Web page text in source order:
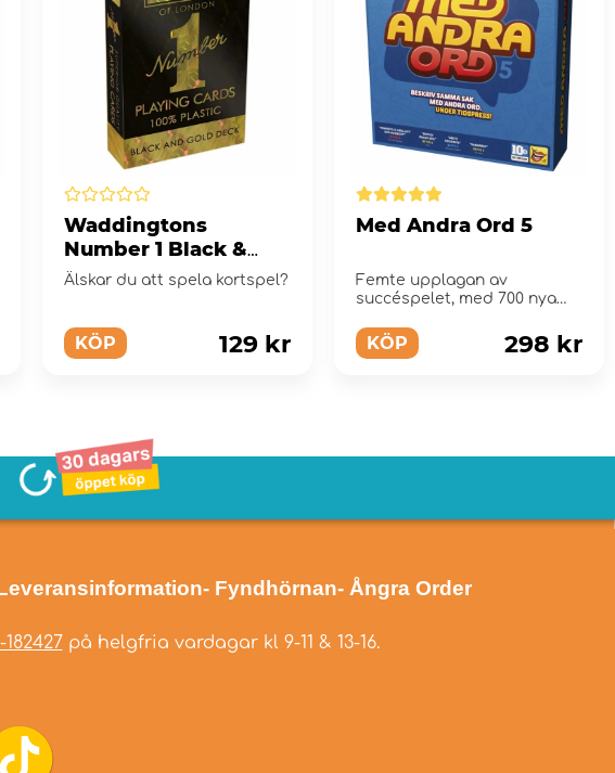
Waddingtons
Number 1 Black &
Gold Spelkort
Älskar du att spela kortspel?
KÖP 129 kr
Med Andra Ord 5
Femte upplagan av
succéspelet, med 700 nya
KÖP 298 kr
- Fyndhörnan- Ångra Order
182427på helgfria vardagar kl 9-11 & 13-16.